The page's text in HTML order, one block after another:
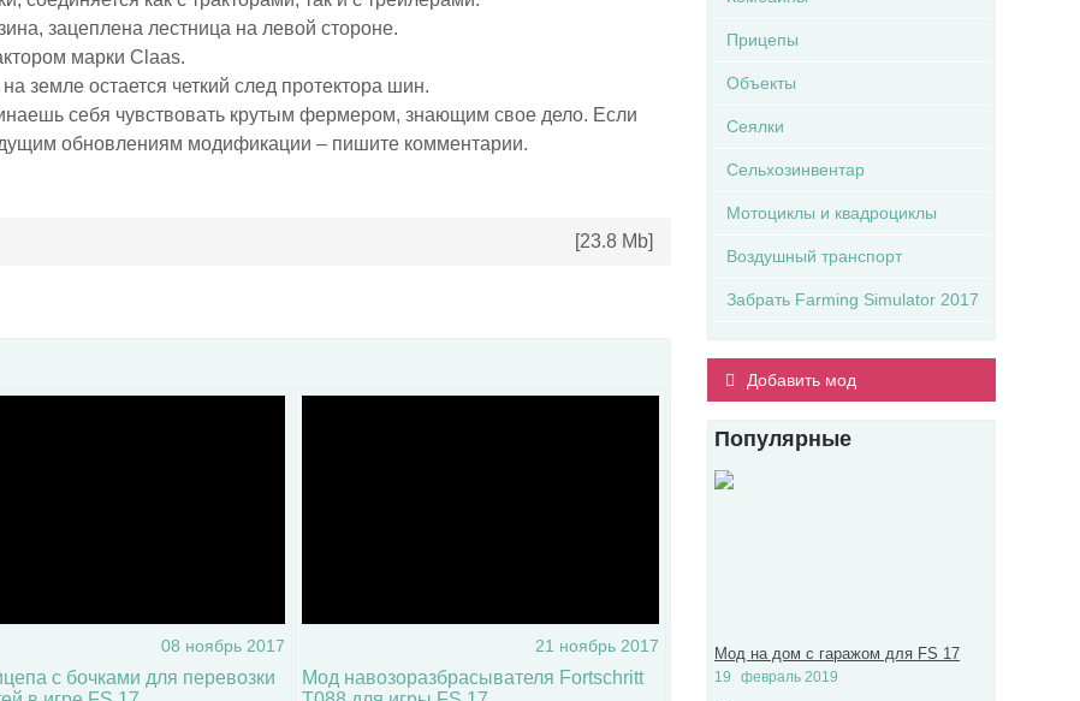
зацеплена лестница на левой стороне.
марки Claas.
земле остается четкий след протектора шин.
себя чувствовать крутым фермером, знающим свое дело. Если
обновлениям модификации – пишите комментарии.
[23.8 Mb]
08 ноябрь 2017
с бочками для перевозки
21 ноябрь 2017
Мод навозоразбрасывателя Fortschritt
Прицепы
Объекты
Сеялки
Сельхозинвентар
Мотоциклы и квадроциклы
Воздушный транспорт
Забрать Farming Simulator 2017
Добавить мод
Популярные
Мод на дом с гаражом для FS 17
19 февраль 2019